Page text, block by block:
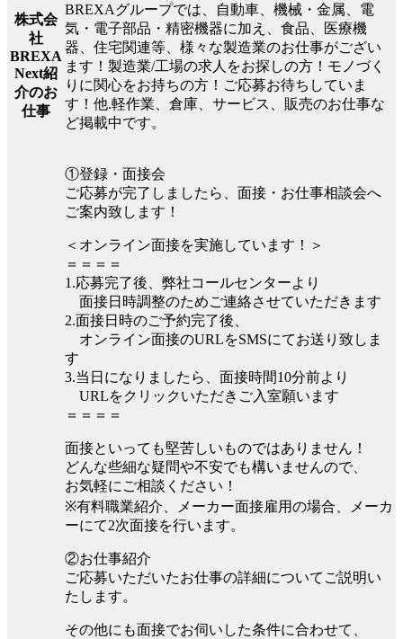
株式会
社
BREXA
Next紹
介のお
仕事
BREXAグループでは、自動車、機械・金属、電
気・電子部品・精密機器に加え、食品、医療機
器、住宅関連等、様々な製造業のお仕事がござい
ます！製造業/工場の求人をお探しの方！モノづく
りに関心をお持ちの方！ご応募お待ちしていま
す！他.軽作業、倉庫、サービス、販売のお仕事な
ど掲載中です。
①登録・面接会
ご応募が完了しましたら、面接・お仕事相談会へ
ご案内致します！
＜オンライン面接を実施しています！＞
＝＝＝＝
1.応募完了後、弊社コールセンターより
面接日時調整のためご連絡させていただきます
2.面接日時のご予約完了後、
オンライン面接のURLをSMSにてお送り致しま
す
3.当日になりましたら、面接時間10分前より
URLをクリックいただきご入室願います
＝＝＝＝
面接といっても堅苦しいものではありません！
どんな些細な疑問や不安でも構いませんので、
お気軽にご相談ください！
※有料職業紹介、メーカー面接雇用の場合、メーカ
ーにて2次面接を行います。
②お仕事紹介
ご応募いただいたお仕事の詳細についてご説明い
たします。
その他にも面接でお伺いした条件に合わせて、